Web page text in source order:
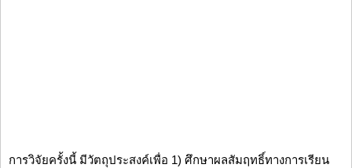
การวิจัยครั้งนี้ มีวัตถุประสงค์เพื่อ 1) ศึกษาผลสัมฤทธิ์ทางการเรียน